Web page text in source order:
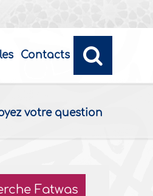
Contacts
votre question
Fatwas